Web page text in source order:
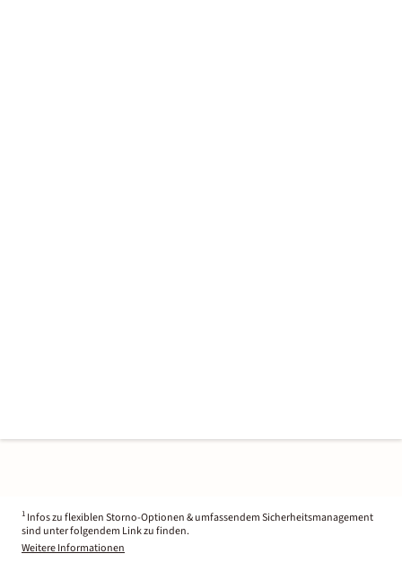
1 Infos zu flexiblen Storno-Optionen & umfassendem Sicherheitsmanagement
sind unter folgendem Link zu finden.
Weitere Informationen